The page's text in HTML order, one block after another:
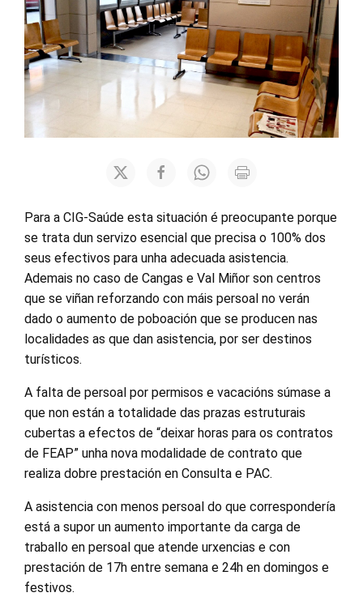
Para a CIG-Saúde esta situación é preocupante porque
se trata dun servizo esencial que precisa o 100% dos
seus efectivos para unha adecuada asistencia.
Ademais no caso de Cangas e Val Miñor son centros
que se viñan reforzando con máis persoal no verán
dado o aumento de poboación que se producen nas
localidades as que dan asistencia, por ser destinos
turísticos.
A falta de persoal por permisos e vacacións súmase a
que non están a totalidade das prazas estruturais
cubertas a efectos de “deixar horas para os contratos
de FEAP” unha nova modalidade de contrato que
realiza dobre prestación en Consulta e PAC.
A asistencia con menos persoal do que correspondería
está a supor un aumento importante da carga de
traballo en persoal que atende urxencias e con
prestación de 17h entre semana e 24h en domingos e
festivos.